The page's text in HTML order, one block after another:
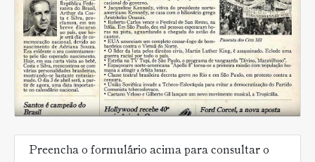
Preencha o formulário acima para consultar o